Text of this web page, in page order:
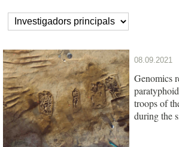
08.09.2021
Genomics
troops of
during the